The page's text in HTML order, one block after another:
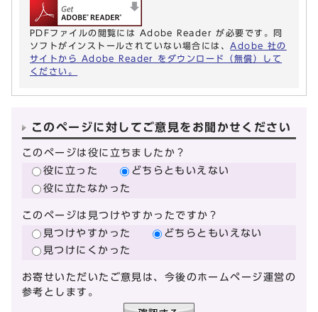
PDFファイルの閲覧には Adobe Reader が必要です。同
ソフトがインストールされていない場合には、 Adobe 社の
サイトから Adobe Reader をダウンロード（無償）して
ください。
このページに対してご意見をお聞かせください
このページは役に立ちましたか？
役に立った
どちらともいえない
役に立たなかった
このページは見つけやすかったですか？
見つけやすかった
どちらともいえない
見つけにくかった
お寄せいただいたご意見は、今後のホームページ運営の
参考とします。